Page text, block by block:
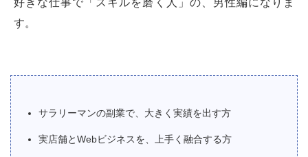
す。
サラリーマンの副業で、大きく実績を出す方
実店舗とWebビジネスを、上手く融合する方